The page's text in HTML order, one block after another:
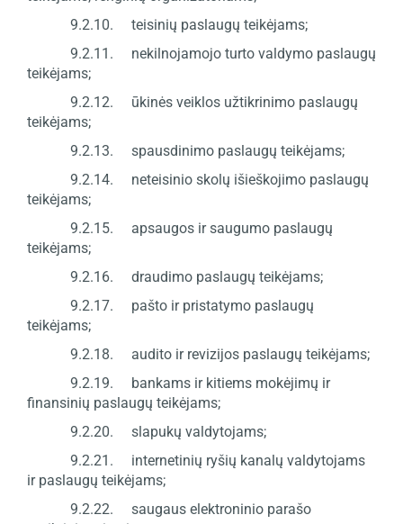
9.2.10. teisinių paslaugų teikėjams;
9.2.11. nekilnojamojo turto valdymo paslaugų
teikėjams;
9.2.12. ūkinės veiklos užtikrinimo paslaugų
teikėjams;
9.2.13. spausdinimo paslaugų teikėjams;
9.2.14. neteisinio skolų išieškojimo paslaugų
teikėjams;
9.2.15. apsaugos ir saugumo paslaugų
teikėjams;
9.2.16. draudimo paslaugų teikėjams;
9.2.17. pašto ir pristatymo paslaugų
teikėjams;
9.2.18. audito ir revizijos paslaugų teikėjams;
9.2.19. bankams ir kitiems mokėjimų ir
finansinių paslaugų teikėjams;
9.2.20. slapukų valdytojams;
9.2.21. internetinių ryšių kanalų valdytojams
ir paslaugų teikėjams;
9.2.22. saugaus elektroninio parašo